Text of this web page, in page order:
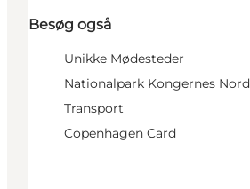
Besøg også
Unikke Mødesteder
Nationalpark Kongernes
Transport
Copenhagen Card